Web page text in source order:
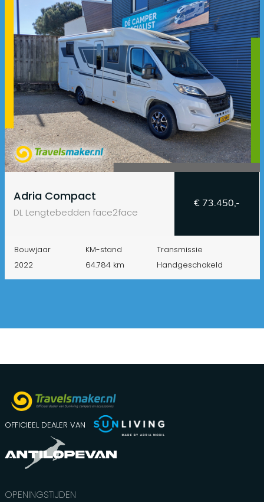
Adria Compact
DL Lengtebedden face2face
€ 73.450,-
Bouwjaar
2022
KM-stand
64.784 km
Transmissie
Handgeschakeld
OFFICIEEL DEALER VAN
OPENINGSTIJDEN